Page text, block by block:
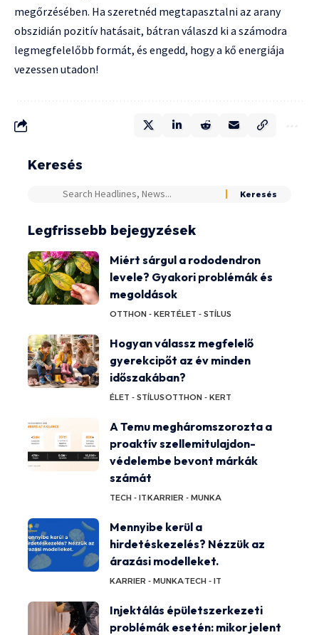
megőrzésében. Ha szeretnéd megtapasztalni az arany
obszidián pozitív hatásait, bátran válaszd ki a számodra
legmegfelelőbb formát, és engedd, hogy a kő energiája
vezessen utadon!
Keresés
Legfrissebb bejegyzések
Miért sárgul a rododendron
levele? Gyakori problémák és
megoldások
OTTHON - KERTÉLET - STÍLUS
Hogyan válassz megfelelő
gyerekcipőt az év minden
időszakában?
ÉLET - STÍLUSOTTHON - KERT
A Temu megháromszorozta a
proaktív szellemitulajdon-
védelembe bevont márkák
számát
TECH - ITKARRIER - MUNKA
Mennyibe kerül a
hirdetéskezelés? Nézzük az
árazási modelleket.
KARRIER - MUNKATECH - IT
Injektálás épületszerkezeti
problémák esetén: mikor jelent